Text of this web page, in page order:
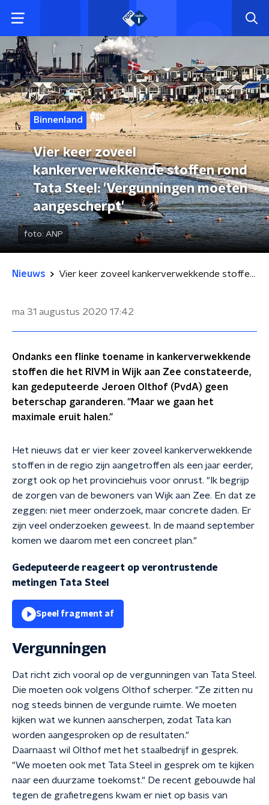
Binnenland
Vier keer zoveel
kankerverwekkende stoffen rond
Tata Steel: 'Vergunningen moeten
aangescherpt'
foto:ANP
Nieuws Vier keer zoveel kankerverwekkende stoffen rond Tata Steel: 'Vergunningen moeten aangescherpt'
ma 31 augustus 2020 17:42
Ondanks een flinke toename in kankerverwekkende
stoffen die het RIVM in Wijk aan Zee constateerde,
kan gedeputeerde Jeroen Olthof (PvdA) geen
beterschap garanderen. "Maar we gaan het
maximale eruit halen."
Het nieuws dat er vier keer zoveel kankerverwekkende
stoffen in de regio zijn aangetroffen als een jaar eerder,
zorgt ook op het provinciehuis voor onrust. "Ik begrijp
de zorgen van de bewoners van Wijk aan Zee. En dat ze
zeggen: niet meer onderzoek, maar concrete daden. Er
zijn veel onderzoeken geweest. In de maand september
komen we daarom met een concreet plan."
Gedeputeerde reageert op verontrustende
metingen Tata Steel
Speel fragment af
Vergunningen
Dat richt zich vooral op de vergunningen van Tata Steel.
Die moeten ook volgens Olthof scherper. "Ze zitten nu
nog steeds binnen de vergunde ruimte. We moeten
kijken wat we kunnen aanscherpen, zodat Tata kan
worden aangesproken op de resultaten."
Daarnaast wil Olthof met het staalbedrijf in gesprek.
"We moeten ook met Tata Steel in gesprek om te kijken
naar een duurzame toekomst." De recent gebouwde hal
tegen de grafietregens kwam er niet op basis van